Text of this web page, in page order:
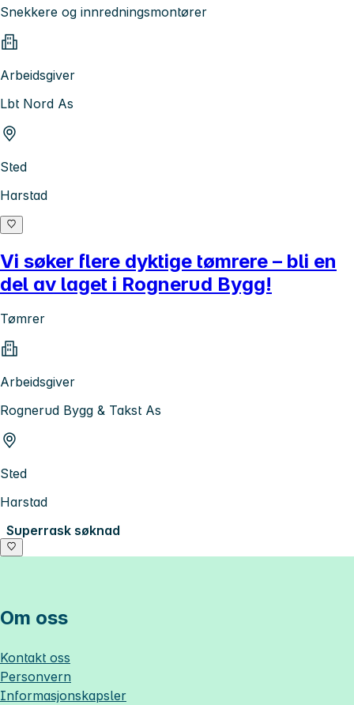
Snekkere og innredningsmontører
Arbeidsgiver
Lbt Nord As
Sted
Harstad
Vi søker flere dyktige tømrere – bli en
del av laget i Rognerud Bygg!
Tømrer
Arbeidsgiver
Rognerud Bygg & Takst As
Sted
Harstad
Superrask søknad
Om oss
Kontakt oss
Personvern
Informasjonskapsler